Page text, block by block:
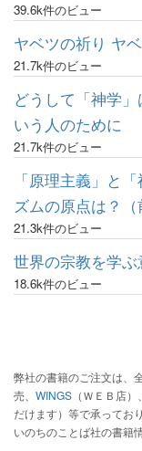
39.6k件のビュー
ヤベツの祈り ヤ
21.7k件のビュー
どうして「神学
いう人のために
21.7k件のビュー
「原理主義」と
ズムの原点は？（
21.3k件のビュー
世界の宗教を学
18.6k件のビュー
弊社の書籍のご注文は、
売、 WINGS （ＷＥＢ店
だけます）等で承っており
いのちのことば社の書籍